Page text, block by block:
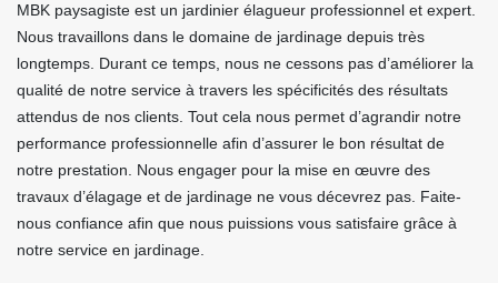
MBK paysagiste est un jardinier élagueur professionnel et expert.
Nous travaillons dans le domaine de jardinage depuis très
longtemps. Durant ce temps, nous ne cessons pas d’améliorer la
qualité de notre service à travers les spécificités des résultats
attendus de nos clients. Tout cela nous permet d’agrandir notre
performance professionnelle afin d’assurer le bon résultat de
notre prestation. Nous engager pour la mise en œuvre des
travaux d’élagage et de jardinage ne vous décevrez pas. Faite-
nous confiance afin que nous puissions vous satisfaire grâce à
notre service en jardinage.